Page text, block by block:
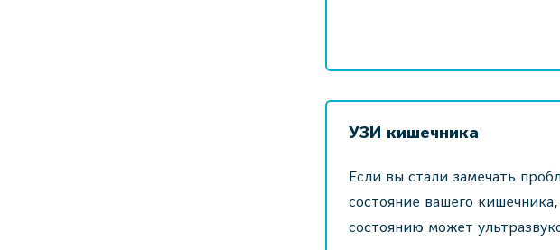
УЗИ кишечника
Если вы стали замечать
состояние вашего
состоянию может